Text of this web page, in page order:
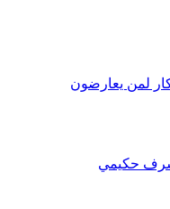
لمن يعارضون
حكيمي